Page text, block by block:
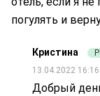
погулять и
Кристина
13.04.2022 16:16
Добрый